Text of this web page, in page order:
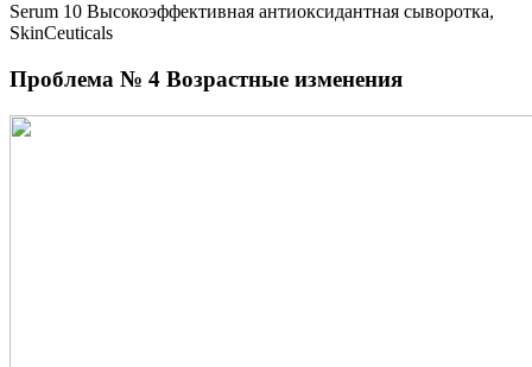
Serum 10 Высокоэффективная антиоксидантная сыворотка,
SkinCeuticals
Проблема № 4 Возрастные изменения